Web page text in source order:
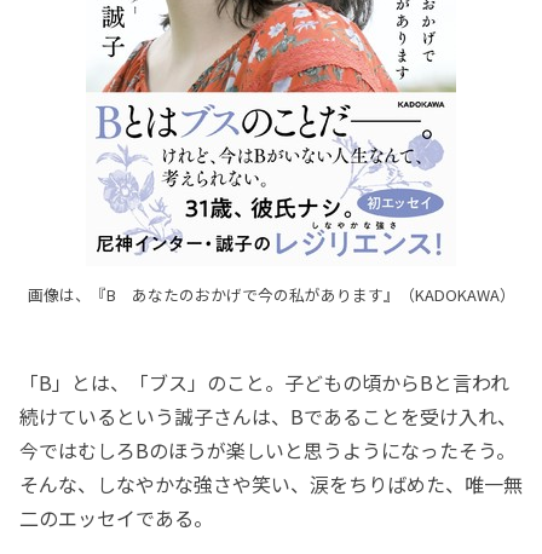
画像は、『B あなたのおかげで今の私があります』（KADOKAWA）
「B」とは、「ブス」のこと。子どもの頃からBと言われ
続けているという誠子さんは、Bであることを受け入れ、
今ではむしろBのほうが楽しいと思うようになったそう。
そんな、しなやかな強さや笑い、涙をちりばめた、唯一無
二のエッセイである。